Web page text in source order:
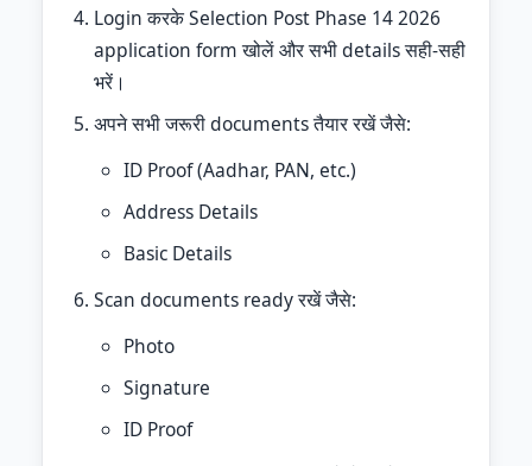
Login करके Selection Post Phase 14 2026
application form खोलें और सभी details सही-सही
भरें।
अपने सभी जरूरी documents तैयार रखें जैसे:
ID Proof (Aadhar, PAN, etc.)
Address Details
Basic Details
Scan documents ready रखें जैसे:
Photo
Signature
ID Proof